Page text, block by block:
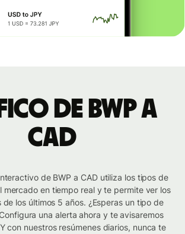
de BWP a
CAD
de BWP a CAD utiliza los tipos de
mercado en tiempo real y te permite ver los
los últimos 5 años. ¿Esperas un tipo de
una alerta ahora y te avisaremos
con nuestros resúmenes diarios, nunca te